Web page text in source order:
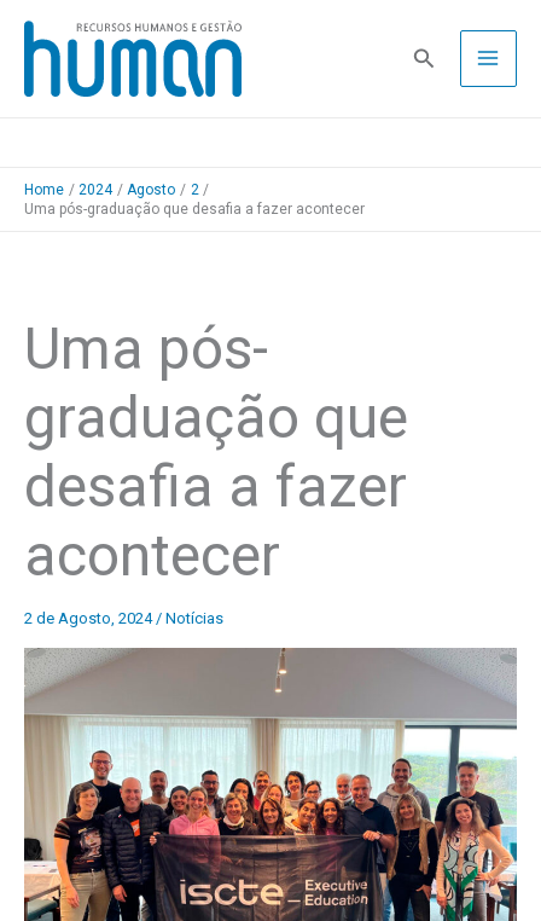
Skip
content
Pesquisa
Home 2024 Agosto
2
Uma pós-graduação que desafia a fazer acontecer
Uma pós-
graduação que
desafia a fazer
acontecer
2 de Agosto, 2024 / Notícias